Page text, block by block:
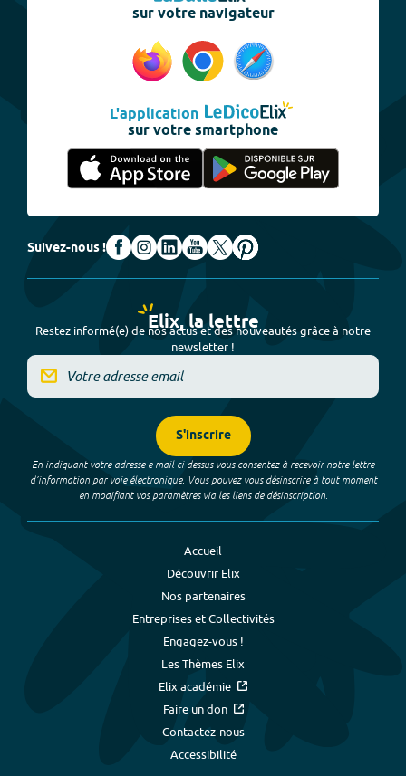
sur votre navigateur
L'application
sur votre smartphone
Suivez-nous !
Elix, la lettre
Restez informé(e) de nos actus et des nouveautés grâce à notre
newsletter !
S'inscrire
En indiquant votre adresse e-mail ci-dessus vous consentez à recevoir notre lettre
d’information par voie électronique. Vous pouvez vous désinscrire à tout moment
en modifiant vos paramètres via les liens de désinscription.
Accueil
Découvrir Elix
Nos partenaires
Entreprises et Collectivités
Engagez-vous !
Les Thèmes Elix
Elix académie
Faire un don
Contactez-nous
Accessibilité